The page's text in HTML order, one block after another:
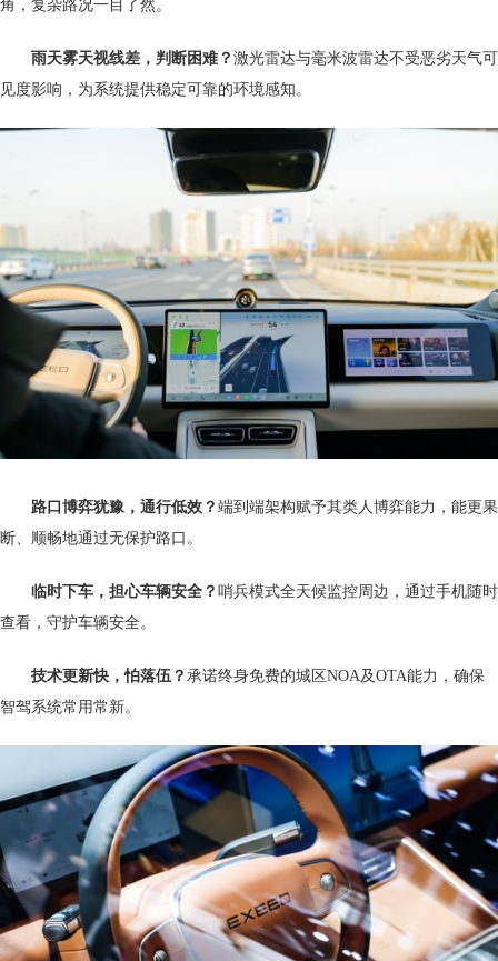
角，复杂路况一目了然。
雨天雾天视线差，判断困难？ 激光雷达与毫米波雷达不受恶劣天气可
见度影响，为系统提供稳定可靠的环境感知。
路口博弈犹豫，通行低效？ 端到端架构赋予其类人博弈能力，能更果
断、顺畅地通过无保护路口。
临时下车，担心车辆安全？ 哨兵模式全天候监控周边，通过手机随时
查看，守护车辆安全。
技术更新快，怕落伍？ 承诺终身免费的城区NOA及OTA能力，确保
智驾系统常用常新。